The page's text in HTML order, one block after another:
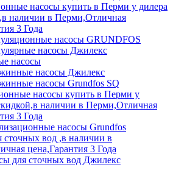
насосы купить в Перми у дилера
наличии в Перми,Отличная
3 Года
насосы GRUNDFOS
насосы Джилекс
насосы
насосы Джилекс
насосы Grundfos SQ
насосы купить в Перми у
наличии в Перми,Отличная
3 Года
насосы Grundfos
сточных вод ,в наличии в
цена,Гарантия 3 Года
для сточных вод Джилекс